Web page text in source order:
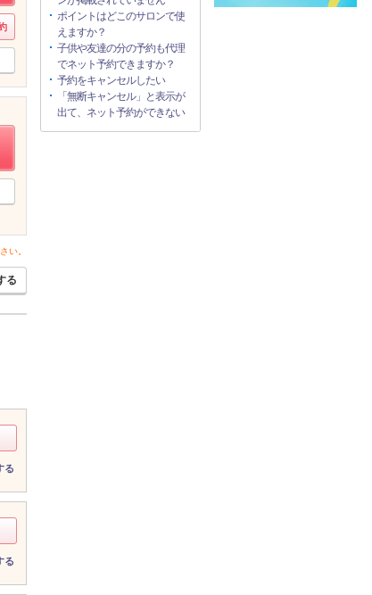
い。
る
る
る
ポイントはどこのサロンで使
えますか？
子供や友達の分の予約も代理
でネット予約できますか？
予約をキャンセルしたい
「無断キャンセル」と表示が
出て、ネット予約ができない